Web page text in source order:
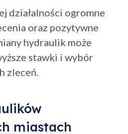
działalności ogromne
oraz pozytywne
hydraulik może
stawki i wybór
zleceń.
miastach